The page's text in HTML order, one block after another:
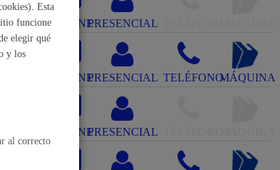
y medioambiente
ONLINEPRESENCIAL
ONLINEPRESENCIAL TELÉFONOMÁQUINA
ONLINEPRESENCIAL
Esta
funcione
elegir qué
y los
al correcto